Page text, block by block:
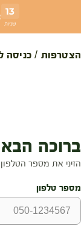
12
שניות
הצטרפות / כניסה